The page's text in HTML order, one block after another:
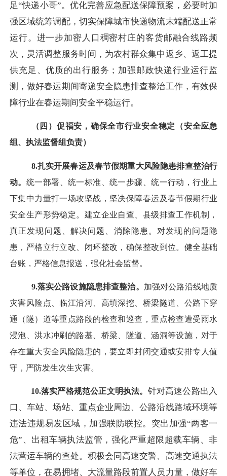
足“快递小哥”。优化完善应急配送保障预案，必要时加
强区域统筹调配，切实保障城市快递物流末端配送正常
运行。进一步加密人口稠密村庄的客货邮融合线路频
次，灵活调整服务时间，为农村群众集中返乡、返工提
供充足、优质的出行服务；加强邮政快递行业运行监
测，做好春运期间寄递安全隐患排查整治工作，有效保
障行业在春运期间安全平稳运行。
（四）促福安，确保全市行业安全稳定（安全应急
组、执法监督组负责）
8.扎实开展春运及春节假期重大风险隐患排查整治行
动。 统一部署、统一标准、统一步骤、统一行动，行业上
下集中力量打一场攻坚战，坚决保障春运及春节假期行业
安全生产形势稳定。建立企业自查、县级排查工作机制，
真正发现问题、解决问题、消除隐患。对发现的问题隐
患，严格立行立改、闭环整改，确保整改到位。健全基础
台账，严格信息报送，强化社会监督。
9.落实公路设施隐患排查整治。 加强对公路沿线地质
灾害风险点、临江沿河、高填深挖、桥梁隧道、公路下穿
通（隧）道等重点路段的检查和巡查，重点检查遭受雨水
浸泡、洪水冲刷的路基、桥梁、隧道、涵洞等设施， 对于
存在重大安全风险隐患的，要立即封闭交通或安排专人值
守，严防发生次生灾害。
10.落实严格规范公正文明执法。 针对高速公路出入
口、车站、场站、重点企业周边、公路沿线路域环境等
违法违规易发区域，加强联防联控。突出加强“两客一
危”、出租车辆执法监管，强化严重超限超载车辆、非
法营运车辆的查处。积极会同高速交警、高速交通执法
等单位，在易拥堵、大流量路段前置人员力量，做好车